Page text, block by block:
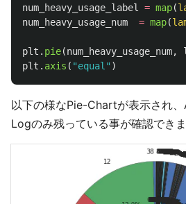
num_heavy_usage_label
= map(
num_heavy_usage_num
= map(
plt . pie(num_heavy_usage_num,
plt . axis ( "equal " )
以下の様なPie-Chartが表示され
Logのみ残っている事が確認できま